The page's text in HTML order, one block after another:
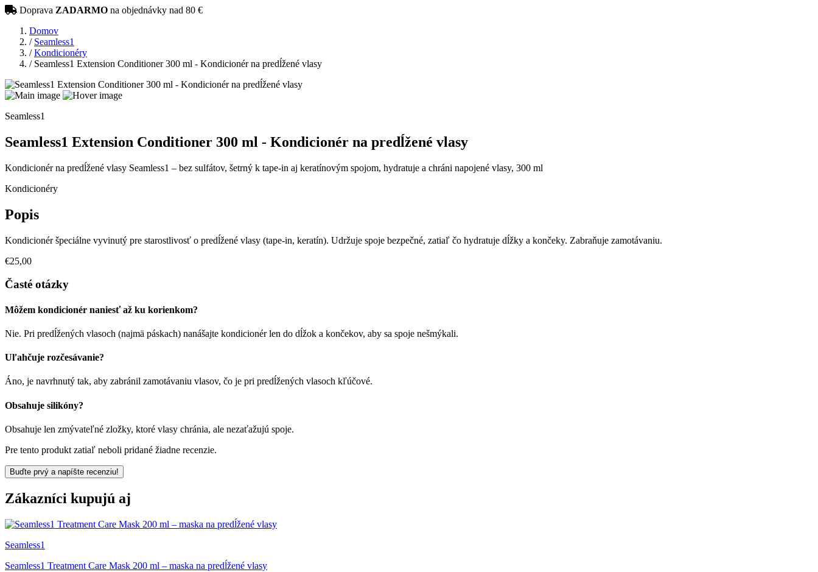
Doprava ZADARMO na objednávky nad 80 €
Domov
/ Seamless1
/ Kondicionéry
/Seamless1 Extension Conditioner 300 ml - Kondicionér na predĺžené vlasy
Seamless1
Seamless1 Extension Conditioner 300 ml - Kondicionér na predĺžené vlasy
Kondicionér na predĺžené vlasy Seamless1 – bez sulfátov, šetrný k tape-in aj keratínovým spojom, hydratuje a chráni napojené vlasy, 300 ml
Kondicionéry
Popis
Kondicionér špeciálne vyvinutý pre starostlivosť o predĺžené vlasy (tape-in, keratín). Udržuje spoje bezpečné, zatiaľ čo hydratuje dĺžky a končeky. Zabraňuje zamotávaniu.
€25,00
Časté otázky
Môžem kondicionér naniesť až ku korienkom?
Nie. Pri predĺžených vlasoch (najmä páskach) nanášajte kondicionér len do dĺžok a končekov, aby sa spoje nešmýkali.
Uľahčuje rozčesávanie?
Áno, je navrhnutý tak, aby zabránil zamotávaniu vlasov, čo je pri predĺžených vlasoch kľúčové.
Obsahuje silikóny?
Obsahuje len zmývateľné zložky, ktoré vlasy chránia, ale nezaťažujú spoje.
Pre tento produkt zatiaľ neboli pridané žiadne recenzie.
Buďte prvý a napíšte recenziu!
Zákazníci kupujú aj
Seamless1
Seamless1 Treatment Care Mask 200 ml – maska na predĺžené vlasy